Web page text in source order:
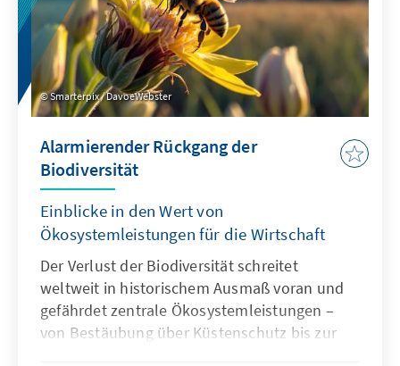
Smarterpix / DavoeWebster
Alarmierender Rückgang der
Biodiversität
Einblicke in den Wert von
Ökosystemleistungen für die Wirtschaft
Der Verlust der Biodiversität schreitet
weltweit in historischem Ausmaß voran und
gefährdet zentrale Ökosystemleistungen –
von Bestäubung über Küstenschutz bis zur